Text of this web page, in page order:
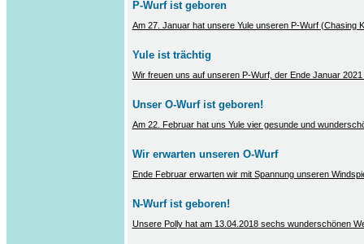
P-Wurf ist geboren
Am 27. Januar hat unsere Yule unseren P-Wurf (Chasing
Yule ist trächtig
Wir freuen uns auf unseren P-Wurf, der Ende Januar
Unser O-Wurf ist geboren!
Am 22. Februar hat uns Yule vier gesunde und
Wir erwarten unseren O-Wurf
Ende Februar erwarten wir mit Spannung unseren
N-Wurf ist geboren!
Unsere Polly hat am 13.04.2018 sechs wunderschönen